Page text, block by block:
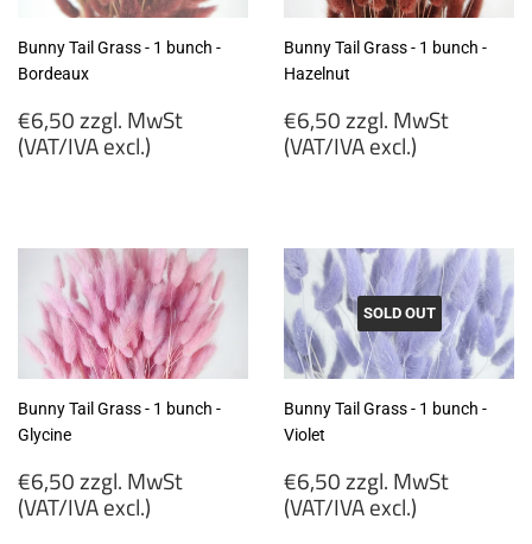
Bunny Tail Grass - 1 bunch -
Bordeaux
Regular
price
€6,50 zzgl. MwSt
(VAT/IVA excl.)
MwSt
(VAT/IVA
excl.)
Bunny Tail Grass - 1 bunch -
Hazelnut
Regular
price
€6,50 zzgl. MwSt
(VAT/IVA excl.)
MwSt
(VAT/IVA
excl.)
Bunny Tail Grass - 1 bunch -
Glycine
Regular
price
€6,50 zzgl. MwSt
(VAT/IVA excl.)
SOLD OUT
Bunny Tail Grass - 1 bunch -
Violet
Regular
price
€6,50 zzgl. MwSt
(VAT/IVA excl.)